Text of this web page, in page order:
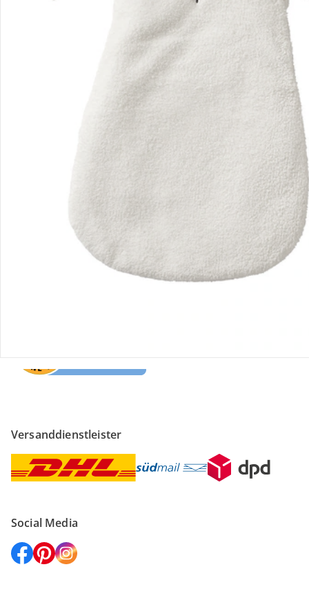
Gutscheine & Aktionen
Filialen & Beratung
Sicher & flexibel bezahlen
Versanddienstleister
Social Media